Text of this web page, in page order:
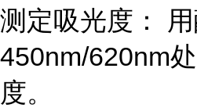
测定吸光度：
450nm/620nm
度。